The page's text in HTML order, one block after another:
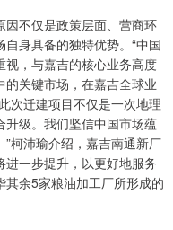
不仅是政策层面、营商环
身具备的独特优势。“中国
，与嘉吉的核心业务高度
关键市场，在嘉吉全球业
次迁建项目不仅是一次地理
级。我们坚信中国市场蕴
柯沛瑜介绍，嘉吉南通新厂
一步提升，以更好地服务
余5家粮油加工厂所形成的